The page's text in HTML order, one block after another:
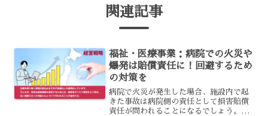
関連記事
福祉・医療事業：病院での火災や
爆発は賠償責任に！回避するため
の対策を
病院で火災が発生した場合、施設内で起
きた事故は病院側の責任として損害賠償
責任が問われることになるでしょう。医